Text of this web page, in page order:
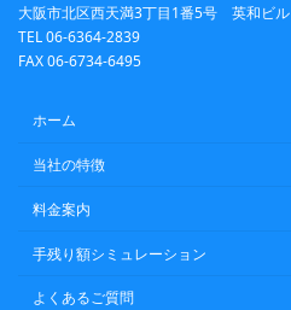
大阪市北区西天満3丁目1番5号 英和ビル
TEL 06-6364-2839
FAX 06-6734-6495
ホーム
当社の特徴
料金案内
手残り額シミュレーション
よくあるご質問